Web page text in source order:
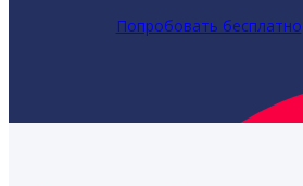
Попробовать бесплатно